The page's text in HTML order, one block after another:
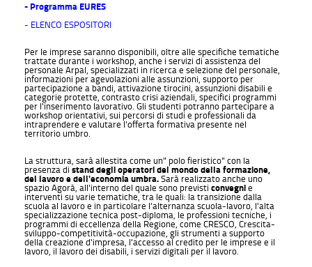
- Programma EURES
- ELENCO ESPOSITORI
Per le imprese saranno disponibili, oltre alle specifiche tematiche
trattate durante i workshop, anche i servizi di assistenza del
personale Arpal, specializzati in ricerca e selezione del personale,
informazioni per agevolazioni alle assunzioni, supporto per
partecipazione a bandi, attivazione tirocini, assunzioni disabili e
categorie protette, contrasto crisi aziendali, specifici programmi
per l'inserimento lavorativo. Gli studenti potranno partecipare a
workshop orientativi, sui percorsi di studi e professionali da
intraprendere e valutare l'offerta formativa presente nel
territorio umbro.
La struttura, sarà allestita come un" polo fieristico" con la
presenza di stand degli operatori del mondo della formazione,
del lavoro e dell'economia umbra. Sarà realizzato anche uno
spazio Agorà, all'interno del quale sono previsti convegni e
interventi su varie tematiche, tra le quali: la transizione dalla
scuola al lavoro e in particolare l'alternanza scuola-lavoro, l'alta
specializzazione tecnica post-diploma, le professioni tecniche, i
programmi di eccellenza della Regione, come CRESCO, Crescita-
sviluppo-competitività-occupazione, gli strumenti a supporto
della creazione d'impresa, l'accesso al credito per le imprese e il
lavoro, il lavoro dei disabili, i servizi digitali per il lavoro.